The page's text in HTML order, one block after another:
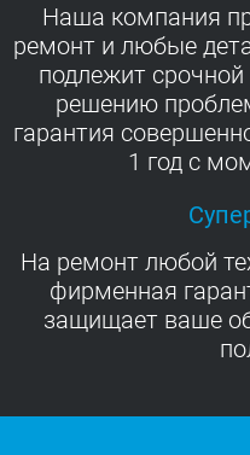
Наша компания
ремонт и любые
подлежит
решению
гарантия
1 год с
На ремонт любой
фирменная
защищает ваше